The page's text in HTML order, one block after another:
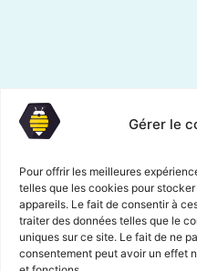
Gérer le
Pour offrir les meilleures
telles que les cookies pour
appareils. Le fait de consentir à
traiter des données telles que le
uniques sur ce site. Le fait de ne
consentement peut avoir un effet